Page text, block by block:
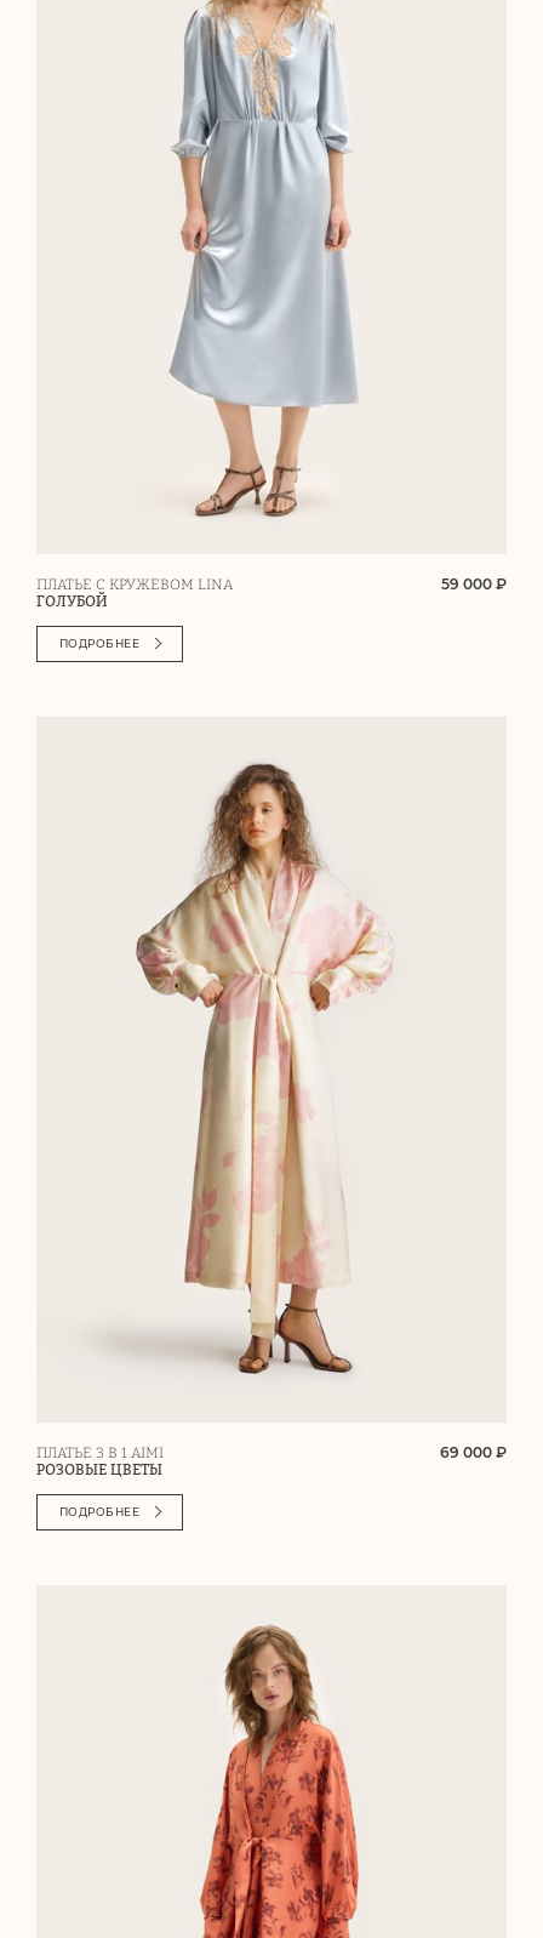
ПЛАТЬЕ С КРУЖЕВОМ LINA
ГОЛУБОЙ
59 000 ₽
ПОДРОБНЕЕ
ПЛАТЬЕ 3 В 1 AIMI
РОЗОВЫЕ ЦВЕТЫ
69 000 ₽
ПОДРОБНЕЕ